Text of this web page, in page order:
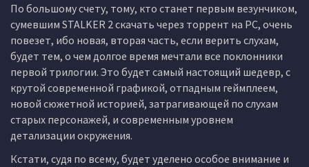
По большому счету, тому, кто станет первым везунчиком,
сумевшим STALKER 2 скачать через торрент на PC, очень
повезет, ибо новая, вторая часть, если верить слухам,
будет тем, о чем долгое время мечтали все поклонники
первой трилогии. Это будет самый настоящий шедевр, с
крутой современной графикой, отпадным геймплеем,
новой сюжетной историей, затрагивающей по слухам
старых персонажей, и современным уровнем
детализации окружения.
Кстати, судя по всему, будет уделено особое внимание и